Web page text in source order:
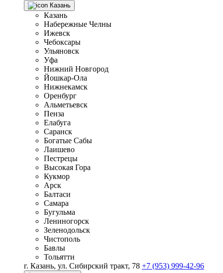
Казань
Казань
Набережные Челны
Ижевск
Чебоксары
Ульяновск
Уфа
Нижний Новгород
Йошкар-Ола
Нижнекамск
Оренбург
Альметьевск
Пенза
Елабуга
Саранск
Богатые Сабы
Лаишево
Пестрецы
Высокая Гора
Кукмор
Арск
Балтаси
Самара
Бугульма
Лениногорск
Зеленодольск
Чистополь
Бавлы
Тольятти
г. Казань, ул. Сибирский тракт, 78 +7 (953) 999-42-96